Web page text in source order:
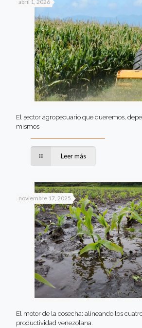
abril 1, 2026
El sector agropecuario que queremos,
mismos
Leer más
noviembre 17, 2025
El motor de la cosecha: alineando los
productividad venezolana.